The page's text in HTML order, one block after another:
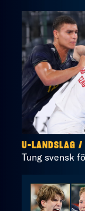
U-LANDSLAG /
Tung svensk